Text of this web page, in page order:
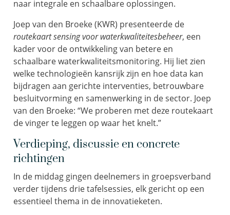
naar integrale en schaalbare oplossingen.
Joep van den Broeke (KWR) presenteerde de
routekaart sensing voor waterkwaliteitesbeheer, een
kader voor de ontwikkeling van betere en
schaalbare waterkwaliteitsmonitoring. Hij liet zien
welke technologieën kansrijk zijn en hoe data kan
bijdragen aan gerichte interventies, betrouwbare
besluitvorming en samenwerking in de sector. Joep
van den Broeke: “We proberen met deze routekaart
de vinger te leggen op waar het knelt.”
Verdieping, discussie en concrete
richtingen
In de middag gingen deelnemers in groepsverband
verder tijdens drie tafelsessies, elk gericht op een
essentieel thema in de innovatieketen.